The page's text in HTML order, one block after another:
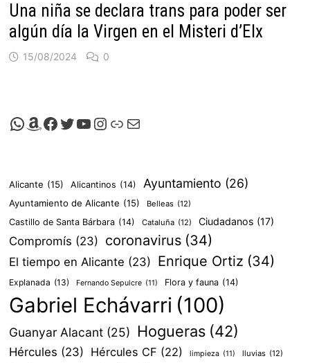
Una niña se declara trans para poder ser
algún día la Virgen en el Misteri d’Elx
15/08/2024 0
Canal de Whatsapp de Viscalacant
Comprar en Amazon
Facebook de Viscalacant
Twitter de Viscalacant
Canal de Youtube de Viscalacant
Instagram de Viscalacant
Viscalacant en Polkaverse
Correo electrónico
Alicante (15) Alicantinos (14) Ayuntamiento (26)
Ayuntamiento de Alicante (15) Belleas (12)
Castillo de Santa Bárbara (14) Cataluña (12) Ciudadanos (17)
Compromís (23) coronavirus (34)
El tiempo en Alicante (23) Enrique Ortiz (34)
Explanada (13) Fernando Sepulcre (11) Flora y fauna (14)
Gabriel Echávarri (100)
Guanyar Alacant (25) Hogueras (42)
Hércules (23) Hércules CF (22) limpieza (11) lluvias (12)